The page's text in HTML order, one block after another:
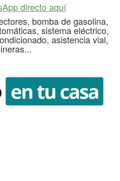
EN CARACAS
TRAVÉS DEL
Chat por WhatsApp
cluth, cajas automáticas,
y mantenimiento
del tablero, instalación de
directo aquí
bomba de gasolina,
sistema eléctrico,
asistencia vial,